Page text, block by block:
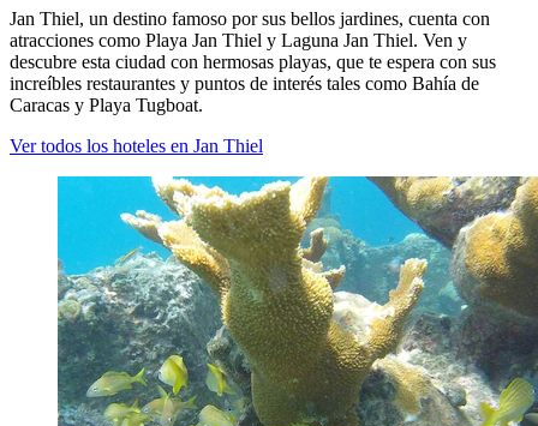
Jan Thiel, un destino famoso por sus bellos jardines, cuenta con
atracciones como Playa Jan Thiel y Laguna Jan Thiel. Ven y
descubre esta ciudad con hermosas playas, que te espera con sus
increíbles restaurantes y puntos de interés tales como Bahía de
Caracas y Playa Tugboat.
Ver todos los hoteles en Jan Thiel